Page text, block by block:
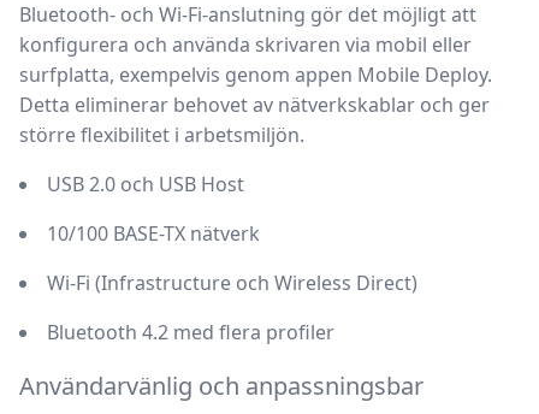
Bluetooth- och Wi-Fi-anslutning gör det möjligt att
konfigurera och använda skrivaren via mobil eller
surfplatta, exempelvis genom appen Mobile Deploy.
Detta eliminerar behovet av nätverkskablar och ger
större flexibilitet i arbetsmiljön.
USB 2.0 och USB Host
10/100 BASE-TX nätverk
Wi-Fi (Infrastructure och Wireless Direct)
Bluetooth 4.2 med flera profiler
Användarvänlig och anpassningsbar